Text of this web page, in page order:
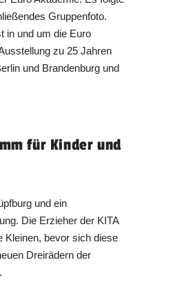
Gruppenfoto.
in und um die Euro
zu 25 Jahren
und Brandenburg und
für Kinder und
und ein
Die Erzieher der KITA
Kleinen, bevor sich diese
Dreirädern der